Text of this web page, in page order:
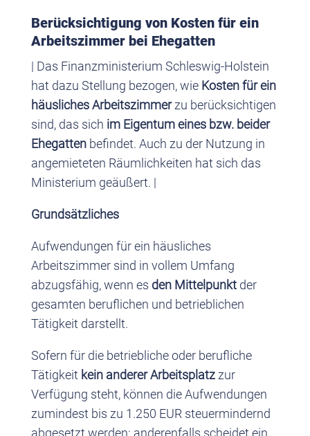
Berücksichtigung von Kosten für ein
Arbeitszimmer bei Ehegatten
| Das Finanzministerium Schleswig-Holstein
hat dazu Stellung bezogen, wie Kosten für ein
häusliches Arbeitszimmerzu berücksichtigen
sind, das sich im Eigentum eines bzw. beider
Ehegattenbefindet. Auch zu der Nutzung in
angemieteten Räumlichkeiten hat sich das
Ministerium geäußert. |
Grundsätzliches
Aufwendungen für ein häusliches
Arbeitszimmer sind in vollem Umfang
abzugsfähig, wenn es den Mittelpunktder
gesamten beruflichen und betrieblichen
Tätigkeit darstellt.
Sofern für die betriebliche oder berufliche
Tätigkeit kein anderer Arbeitsplatzzur
Verfügung steht, können die Aufwendungen
zumindest bis zu 1.250 EUR steuermindernd
abgesetzt werden; anderenfalls scheidet ein